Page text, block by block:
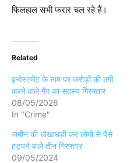
फिलहाल सभी फरार चल रहे हैं।
Related
इन्वेस्टमेंट के नाम पर करोड़ों की ठगी
करने वाले गैंग का सदस्य गिरफ्तार
08/05/2026
In "Crime"
जमीन की धोखाधड़ी कर लोगों से पैसे
हड़पने वाले तीन गिरफ्तार
09/05/2024